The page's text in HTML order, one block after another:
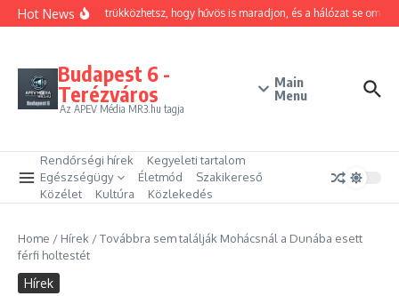
Ugrás a tartalomhoz
Hot NewsHogyan trükközhetsz, hogy hűvös is maradjon, és a hálózat se
Budapest 6 -
Terézváros
Az APEV Média MR3.hu tagja
Main
Menu
Rendőrségi hírek
Kegyeleti tartalom
Egészségügy
Életmód
Szakikereső
Közélet
Kultúra Közlekedés
Home / Hírek /Továbbra sem találják Mohácsnál a Dunába esett
férfi holtestét
Hírek